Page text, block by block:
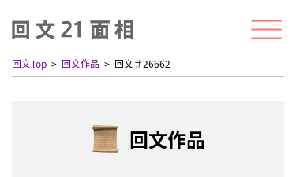
回文Top 回文作品 回文＃26662
回文作品